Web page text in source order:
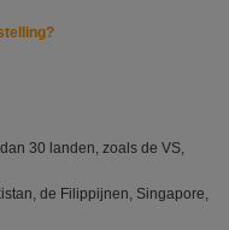
30 landen, zoals de VS,
de Filippijnen, Singapore,